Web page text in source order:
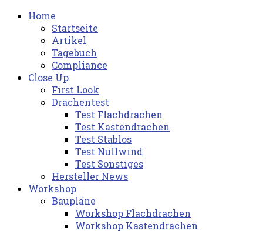
Home
Startseite
Artikel
Tagebuch
Compliance
Close Up
First Look
Drachentest
Test Flachdrachen
Test Kastendrachen
Test Stablos
Test Nullwind
Test Sonstiges
Hersteller News
Workshop
Baupläne
Workshop Flachdrachen
Workshop Kastendrachen